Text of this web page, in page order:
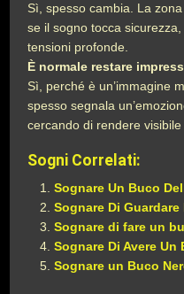
Sì, spesso cambia. La
se il sogno tocca
tensioni profonde.
È normale restare
Sì, perché è un’immagine
spesso segnala
cercando di rendere
Sogni Correlati:
Sognare Un Buco
Sognare Di
Sognare di fare un
Sognare Di Avere
Sognare un Buco